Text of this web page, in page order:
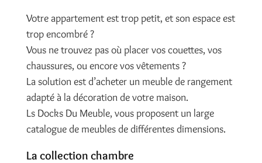
Votre appartement est trop petit, et son espace est
trop encombré ?
Vous ne trouvez pas où placer vos couettes, vos
chaussures, ou encore vos vêtements ?
La solution est d’acheter un meuble de rangement
adapté à la décoration de votre maison.
Ls Docks Du Meuble, vous proposent un large
catalogue de meubles de différentes dimensions.
La collection chambre